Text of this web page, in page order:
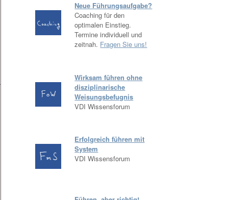
Neue Führungsaufgabe?
Coaching für den
optimalen Einstieg.
Termine individuell und
zeitnah. Fragen Sie uns!
Wirksam führen ohne
disziplinarische
Weisungsbefugnis
VDI Wissensforum
Erfolgreich führen mit
System
VDI Wissensforum